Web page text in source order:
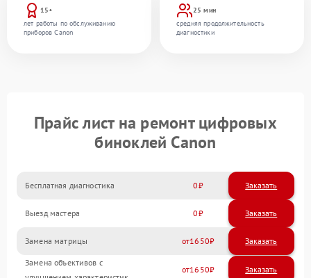
15+
лет работы по обслуживанию
приборов Canon
25 мин
средняя продолжительность
диагностики
Прайс лист на ремонт цифровых
биноклей Canon
Бесплатная диагностика 0 Заказать
Выезд мастера 0 Заказать
Замена матрицы 1650
Замена объективов с
1650